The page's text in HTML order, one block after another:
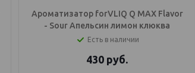
Ароматизатор forVLIQ Q MAX Flavor
- Sour Апельсин лимон клюква
Есть в наличии
430 руб.